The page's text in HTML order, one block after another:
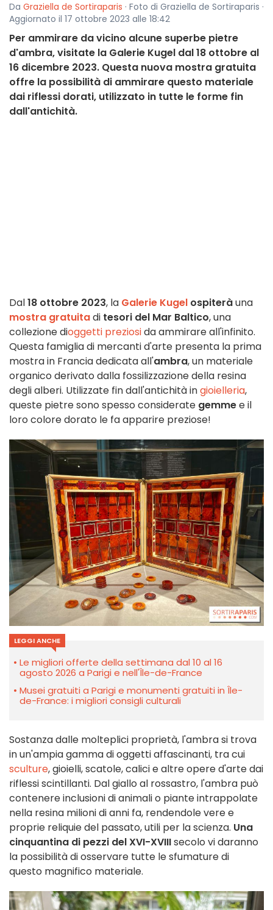
Da Graziella de Sortiraparis · Foto di Graziella de Sortiraparis ·
Aggiornato il 17 ottobre 2023 alle 18:42
Per ammirare da vicino alcune superbe pietre
d'ambra, visitate la Galerie Kugel dal 18 ottobre al
16 dicembre 2023. Questa nuova mostra gratuita
offre la possibilità di ammirare questo materiale
dai riflessi dorati, utilizzato in tutte le forme fin
dall'antichità.
Dal18 ottobre 2023, la Galerie Kugel ospiteràuna
mostra gratuitadi tesori del Mar Baltico, una
collezione dioggetti preziosida ammirare all'infinito.
Questa famiglia di mercanti d'arte presenta la prima
mostra in Francia dedicata all'ambra, un materiale
organico derivato dalla fossilizzazione della resina
degli alberi. Utilizzate fin dall'antichità ingioielleria,
queste pietre sono spesso considerate gemmee il
loro colore dorato le fa apparire preziose!
LEGGI ANCHE
Le migliori offerte della settimana dal 10 al 16
agosto 2026 a Parigi e nell'Île-de-France
Musei gratuiti a Parigi e monumenti gratuiti in Île-
de-France: i migliori consigli culturali
Sostanza dalle molteplici proprietà, l'ambra si trova
in un'ampia gamma di oggetti affascinanti, tra cui
sculture, gioielli, scatole, calici e altre opere d'arte dai
riflessi scintillanti. Dal giallo al rossastro, l'ambra può
contenere inclusioni di animali o piante intrappolate
nella resina milioni di anni fa, rendendole vere e
proprie reliquie del passato, utili per la scienza. Una
cinquantina di pezzi del XVI-XVIIIsecolo vi daranno
la possibilità di osservare tutte le sfumature di
questo magnifico materiale.